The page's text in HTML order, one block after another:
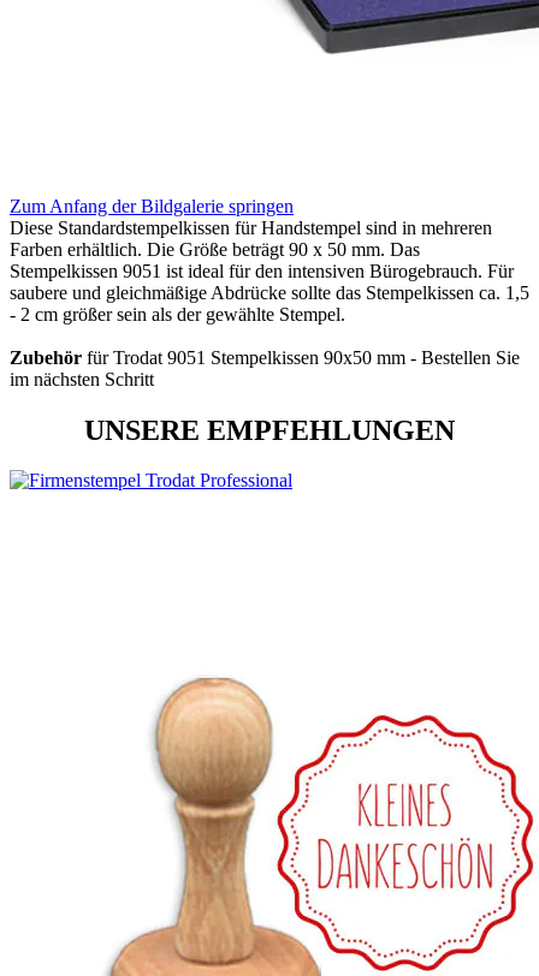
Zum Anfang der Bildgalerie springen
Diese Standardstempelkissen für Handstempel sind in mehreren
Farben erhältlich. Die Größe beträgt 90 x 50 mm. Das
Stempelkissen 9051 ist ideal für den intensiven Bürogebrauch. Für
saubere und gleichmäßige Abdrücke sollte das Stempelkissen ca. 1,5
- 2 cm größer sein als der gewählte Stempel.
Zubehör für Trodat 9051 Stempelkissen 90x50 mm - Bestellen Sie
im nächsten Schritt
UNSERE EMPFEHLUNGEN